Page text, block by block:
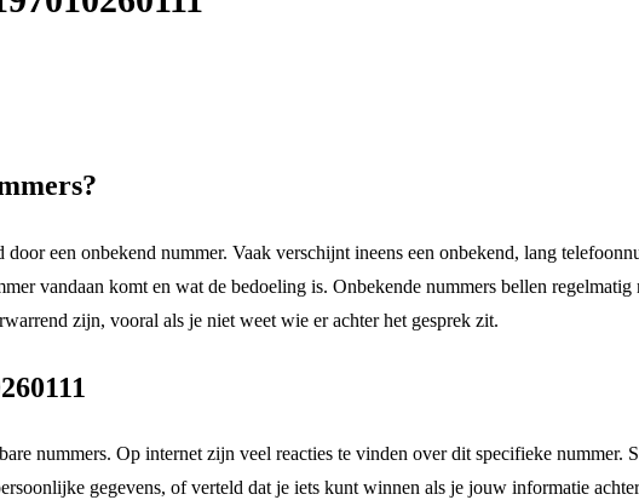
een onbekend nummer. Vaak verschijnt ineens een onbekend, lang
vandaan komt en wat de bedoeling is. Onbekende nummers bellen
zijn, vooral als je niet weet wie er achter het gesprek zit.
nummers. Op internet zijn veel reacties te vinden over dit specifieke nummer.
gegevens, of verteld dat je iets kunt winnen als je jouw informatie